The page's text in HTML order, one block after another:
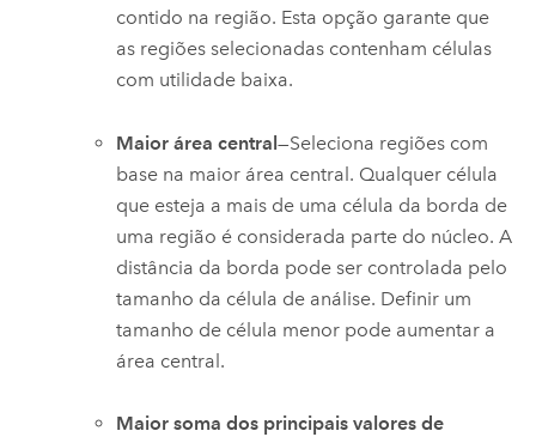
contido na região. Esta opção garante que
as regiões selecionadas contenham células
com utilidade baixa.
Maior área central—Seleciona regiões com
base na maior área central. Qualquer célula
que esteja a mais de uma célula da borda de
uma região é considerada parte do núcleo. A
distância da borda pode ser controlada pelo
tamanho da célula de análise. Definir um
tamanho de célula menor pode aumentar a
área central.
Maior soma dos principais valores de